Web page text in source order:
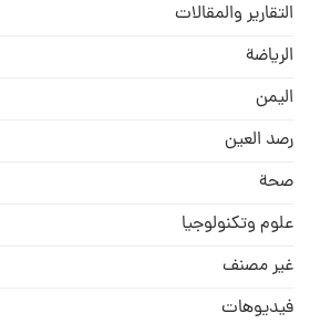
التقارير والمقالات
الریاضة
الیمن
رصد العین
صحة
علوم وتكنولوجيا
غير مصنف
فيديوهات